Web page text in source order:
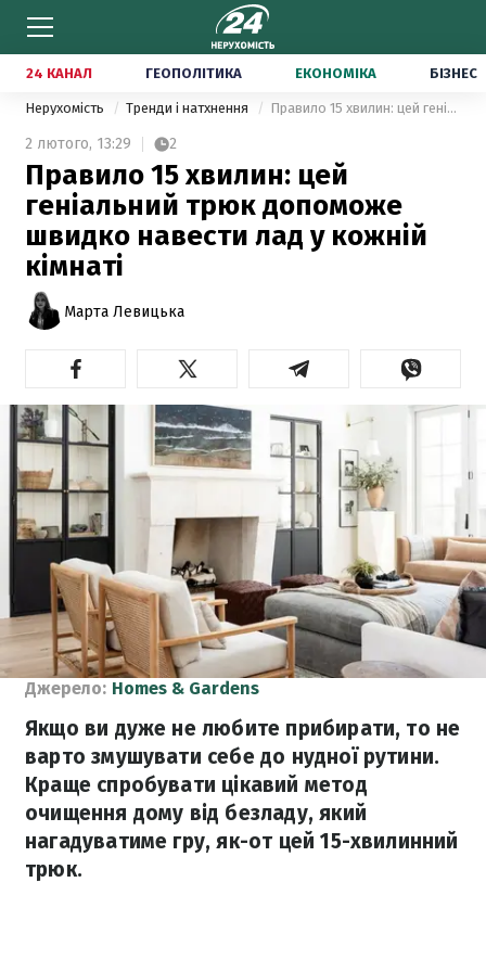
24 КАНАЛ ГЕОПОЛІТИКА ЕКОНОМІКА БІЗНЕС
Нерухомість Тренди і натхнення Правило 15 хвилин: цей геніальний трюк допоможе швидко навести лад у кожній кімнаті
2 лютого, 13:29 2
Правило 15 хвилин: цей
геніальний трюк допоможе
швидко навести лад у кожній
кімнаті
Марта Левицька
Джерело: Homes & Gardens
Якщо ви дуже не любите прибирати, то не
варто змушувати себе до нудної рутини.
Краще спробувати цікавий метод
очищення дому від безладу, який
нагадуватиме гру, як-от цей 15-хвилинний
трюк.